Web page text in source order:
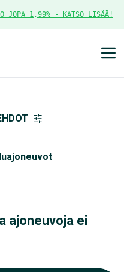
JOPA 1,99% - KATSO LISÄÄ!
ajoneuvoja ei